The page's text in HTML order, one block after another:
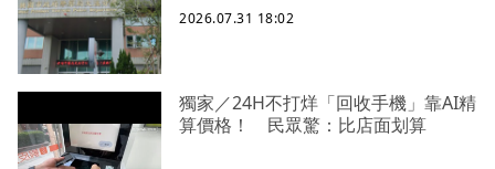
2026.07.31 18:02
獨家／24H不打烊「回收手機」靠AI精
算價格！ 民眾驚：比店面划算